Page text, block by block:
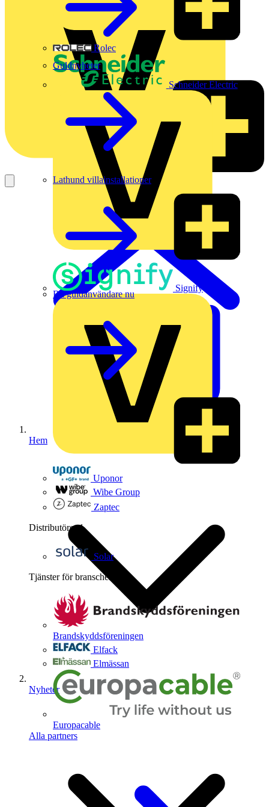
Rolec
Schneider Electric
Signify
Uponor
Wibe Group
Zaptec
Distributörer 1
Solar
Tjänster för branschen
Brandskyddsföreningen
Elfack
Elmässan
Europacable
Alla partners
Guldnyheter
Lathund villainstallationer
Bli guldanvändare nu
Hem
Nyheter